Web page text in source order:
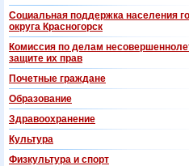
Социальная поддержка населения
округа Красногорск
Комиссия по делам
защите их прав
Почетные граждане
Образование
Здравоохранение
Культура
Физкультура и спорт